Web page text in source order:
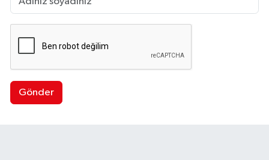
Gönder